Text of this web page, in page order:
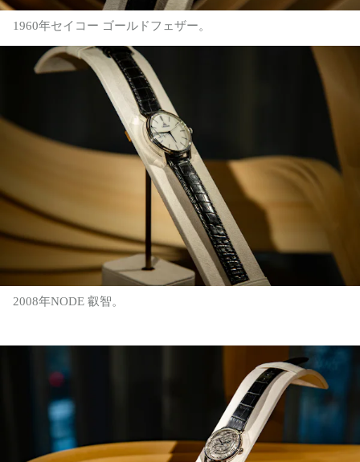
1960年セイコー ゴールドフェザー。
2008年NODE 叡智。